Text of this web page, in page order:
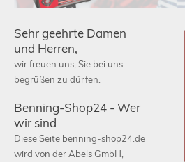
Sehr geehrte Damen
und Herren,
wir freuen uns, Sie bei uns
begrüßen zu dürfen.
Benning-Shop24 - Wer
wir sind
Diese Seite benning-shop24.de
wird von der Abels GmbH,